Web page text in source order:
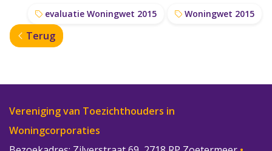
evaluatie Woningwet 2015 Woningwet 2015
Terug
Vereniging van Toezichthouders in
Woningcorporaties